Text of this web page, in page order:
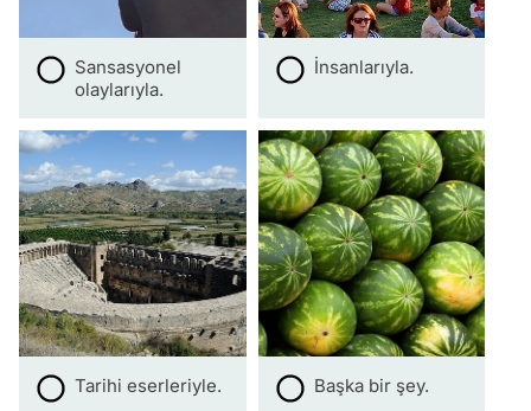
Sansasyonel
olaylarıyla.
İnsanlarıyla.
Tarihi eserleriyle. Başka bir şey.